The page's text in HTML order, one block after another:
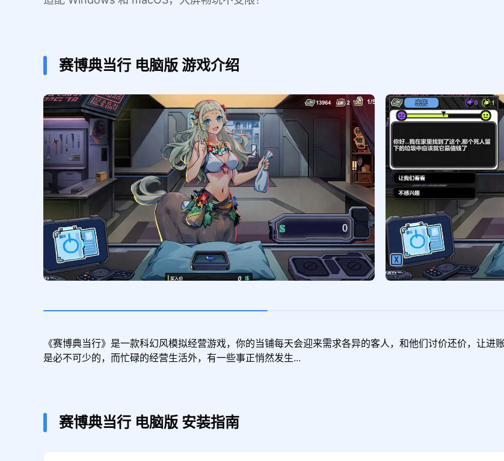
赛博典当行 电脑版 游戏介绍
《赛博典当行》是一款科幻风模拟经营游戏，你的当铺每天会迎来需求各异的客人，和他们讨价还价，让
是必不可少的，而忙碌的经营生活外，有一些事正悄然发生...
赛博典当行 电脑版 安装指南